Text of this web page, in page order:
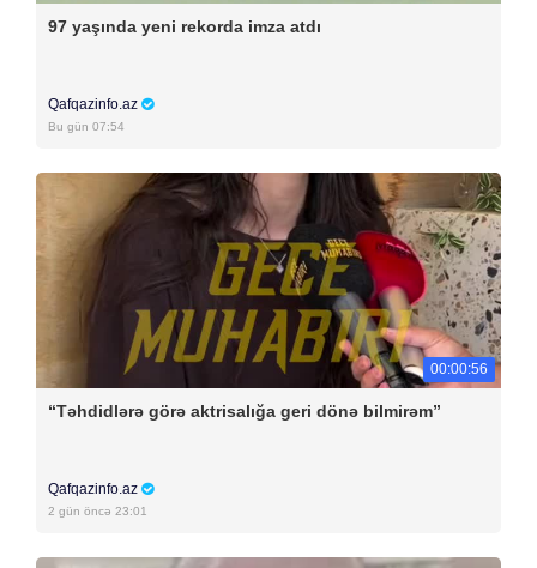
97 yaşında yeni rekorda imza atdı
Qafqazinfo.az
Bu gün 07:54
00:00:56
“Təhdidlərə görə aktrisalığa geri dönə bilmirəm”
Qafqazinfo.az
2 gün öncə 23:01